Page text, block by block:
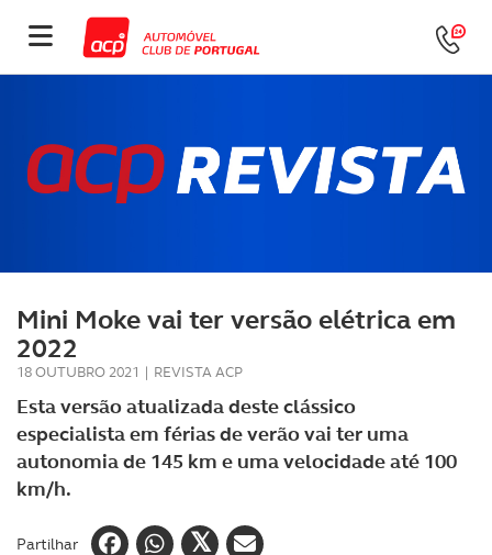
Mini Moke vai ter versão elétrica em
2022
18 OUTUBRO 2021 | REVISTA ACP
Esta versão atualizada deste clássico
especialista em férias de verão vai ter uma
autonomia de 145 km e uma velocidade até 100
km/h.
Partilhar